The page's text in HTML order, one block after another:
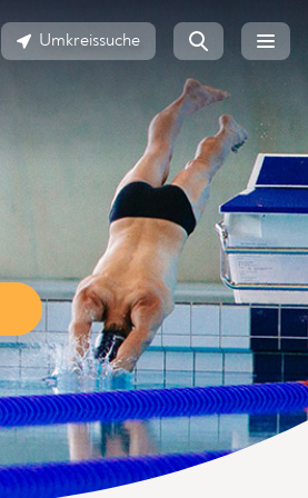
Umkreissuche